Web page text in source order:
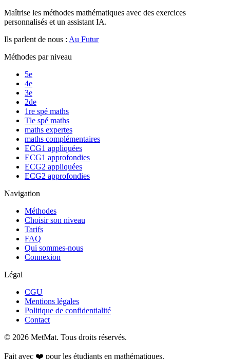
Maîtrise les méthodes mathématiques avec des exercices
personnalisés et un assistant IA.
Ils parlent de nous : Au Futur
Méthodes par niveau
5e
4e
3e
2de
1re spé maths
Tle spé maths
maths expertes
maths complémentaires
ECG1 appliquées
ECG1 approfondies
ECG2 appliquées
ECG2 approfondies
Navigation
Méthodes
Choisir son niveau
Tarifs
FAQ
Qui sommes-nous
Connexion
Légal
CGU
Mentions légales
Politique de confidentialité
Contact
© 2026 MetMat. Tous droits réservés.
Fait avec ❤️ pour les étudiants en mathématiques.